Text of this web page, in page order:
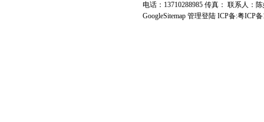
电话：13710288985 传真： 联系人：
GoogleSitemap 管理登陆 ICP备:粤ICP备